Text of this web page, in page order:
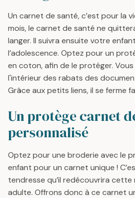
R
P
R
C
E
2
5
P
R
I
C
E
5
€
Un carnet de santé, c’est pour la
mois, le carnet de santé ne
langer. Il suivra ensuite votre
l’adolescence. Optez pour un
en coton, afin de le protéger.
l'intérieur des rabats des
Grâce aux petits liens, il se ferme
Un protège carnet
personnalisé
Optez pour une broderie avec le
enfant pour un carnet unique !
tendresse qu’il redécouvrira cette
adulte. Offrons donc à ce carnet